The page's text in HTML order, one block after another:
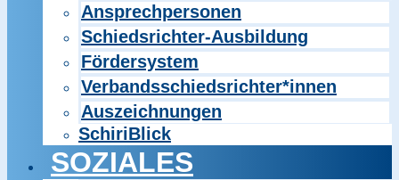
Ansprechpersonen
Schiedsrichter-Ausbildung
Fördersystem
Verbandsschiedsrichter*innen
Auszeichnungen
SchiriBlick
SOZIALES